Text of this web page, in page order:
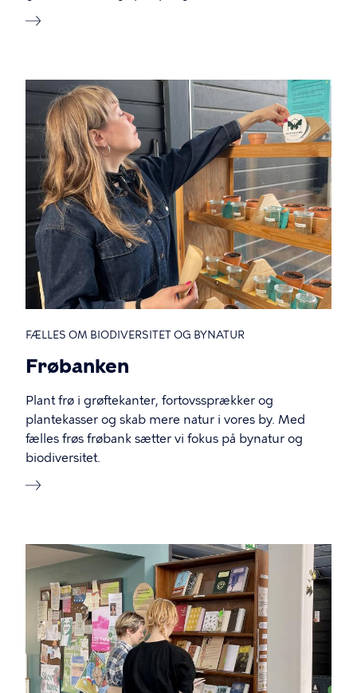
FÆLLES OM BIODIVERSITET OG BYNATUR
Frøbanken
Plant frø i grøftekanter, fortovssprækker og
plantekasser og skab mere natur i vores by. Med
fælles frøs frøbank sætter vi fokus på bynatur og
biodiversitet.